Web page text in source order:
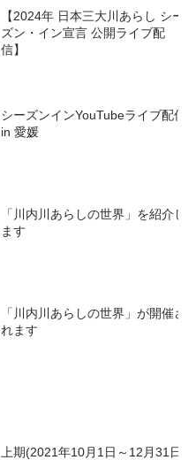
【2024年 日本三大川あらし シー
ズン・イン宣言 公開ライブ配
信】
シーズンインYouTubeライブ配信
in 愛媛
「川内川あらしの世界」を紹介し
ます
「川内川あらしの世界」が開催さ
れます
上期(2021年10月1日～12月31日)